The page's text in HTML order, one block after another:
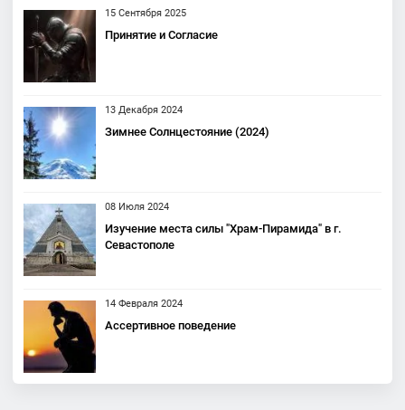
15 Сентября 2025
Принятие и Согласие
13 Декабря 2024
Зимнее Солнцестояние (2024)
08 Июля 2024
Изучение места силы "Храм-Пирамида" в г.
Севастополе
14 Февраля 2024
Ассертивное поведение